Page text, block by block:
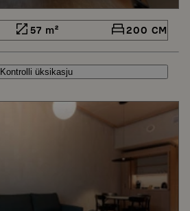
57 m² 200 CM
Kontrolli üksikasju